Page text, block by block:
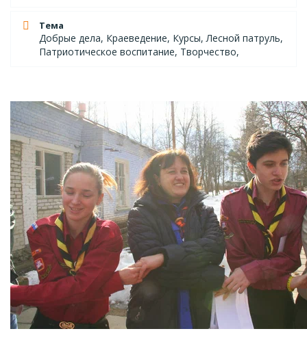
Тема
Добрые дела, Краеведение, Курсы, Лесной патруль,
Патриотическое воспитание, Творчество,